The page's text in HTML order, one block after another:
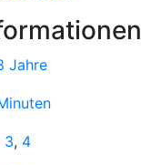
Jahre
3, 4